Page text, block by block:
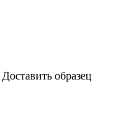
Доставить образец